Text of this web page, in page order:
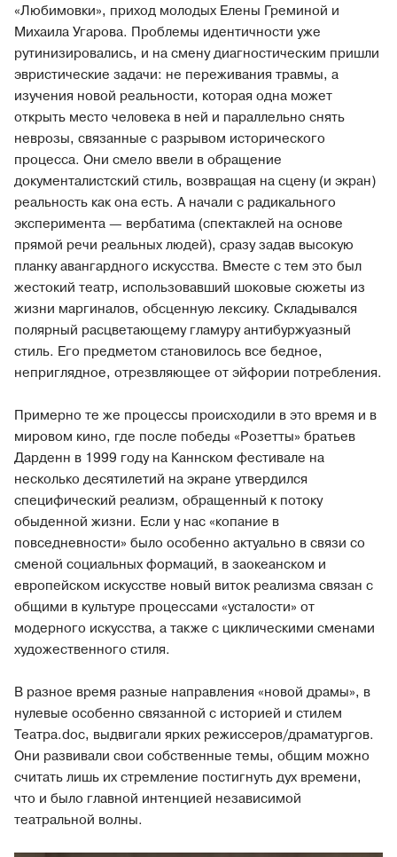
«Любимовки», приход молодых Елены Греминой и
Михаила Угарова. Проблемы идентичности уже
рутинизировались, и на смену диагностическим пришли
эвристические задачи: не переживания травмы, а
изучения новой реальности, которая одна может
открыть место человека в ней и параллельно снять
неврозы, связанные с разрывом исторического
процесса. Они смело ввели в обращение
документалистский стиль, возвращая на сцену (и экран)
реальность как она есть. А начали с радикального
эксперимента — вербатима (спектаклей на основе
прямой речи реальных людей), сразу задав высокую
планку авангардного искусства. Вместе с тем это был
жестокий театр, использовавший шоковые сюжеты из
жизни маргиналов, обсценную лексику. Складывался
полярный расцветающему гламуру антибуржуазный
стиль. Его предметом становилось все бедное,
неприглядное, отрезвляющее от эйфории потребления.
Примерно те же процессы происходили в это время и в
мировом кино, где после победы «Розетты» братьев
Дарденн в 1999 году на Каннском фестивале на
несколько десятилетий на экране утвердился
специфический реализм, обращенный к потоку
обыденной жизни. Если у нас «копание в
повседневности» было особенно актуально в связи со
сменой социальных формаций, в заокеанском и
европейском искусстве новый виток реализма связан с
общими в культуре процессами «усталости» от
модерного искусства, а также с циклическими сменами
художественного стиля.
В разное время разные направления «новой драмы», в
нулевые особенно связанной с историей и стилем
Театра.doc, выдвигали ярких режиссеров/драматургов.
Они развивали свои собственные темы, общим можно
считать лишь их стремление постигнуть дух времени,
что и было главной интенцией независимой
театральной волны.